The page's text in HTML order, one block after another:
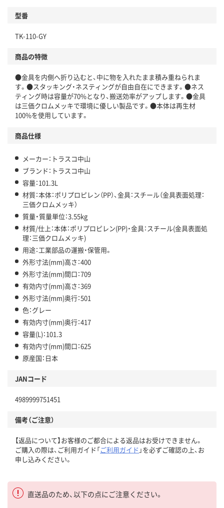
型番
TK-110-GY
商品の特徴
●金具を内側へ折り込むと、中に物を入れたまま積み重ねられま
す。●スタッキング・ネスティングが自由自在にできます。●ネス
ティング時は容量が70%となり、搬送効率がアップします。●金具
は三価クロムメッキで環境に優しい製品です。●本体は再生材
100%を使用しています。
商品仕様
メーカー：トラスコ中山
ブランド：トラスコ中山
容量：101.3L
材質：本体：ポリプロピレン（PP）、金具：スチール（金具表面処理：
三価クロムメッキ）
質量・質量単位：3.55kg
材質/仕上：本体：ポリプロピレン(PP)・金具：スチール(金具表面処
理：三価クロムメッキ)
用途：工業部品の運搬・保管用。
外形寸法(mm)高さ：400
外形寸法(mm)間口：709
有効内寸(mm)高さ：369
外形寸法(mm)奥行：501
色：グレー
有効内寸(mm)奥行：417
容量(L)：101.3
有効内寸(mm)間口：625
原産国：日本
JANコード
4989999751451
備考（ご注意）
【返品について】お客様のご都合による返品はお受けできません。
ご購入の際は、ご利用ガイド「ご利用ガイド 」を必ずご確認の上、お
申し込みください。
直送品のため、以下の点にご注意ください。